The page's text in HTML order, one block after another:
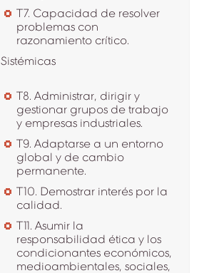
T7. Capacidad de resolver
problemas con
razonamiento crítico.
T8. Administrar, dirigir y
gestionar grupos de trabajo
y empresas industriales.
T9. Adaptarse a un entorno
global y de cambio
permanente.
T10. Demostrar interés por la
calidad.
T11. Asumir la
responsabilidad ética y los
condicionantes económicos,
medioambientales, sociales,